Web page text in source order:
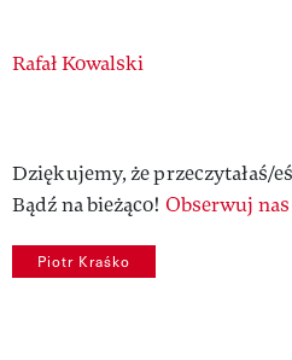
Authors
Rafał Kowalski
Dziękujemy, że przeczytałaś/
Bądź na bieżąco! Obserwuj
Piotr Kraśko